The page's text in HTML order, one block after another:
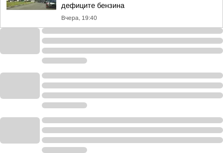
дефиците бензина
Вчера, 19:40